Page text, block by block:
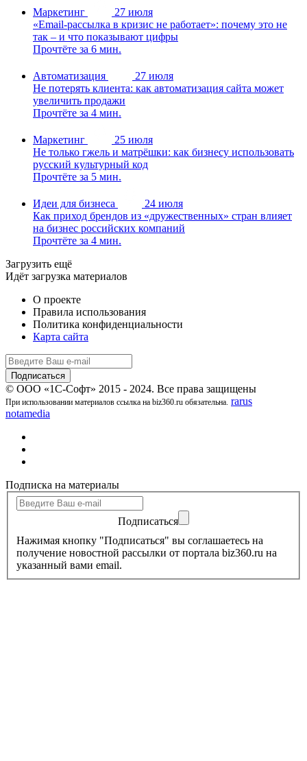
Маркетинг
27 июля
«Email-рассылка в кризис не работает»: почему это не
так – и что показывают цифры
Прочтёте за 6 мин.
Автоматизация
27 июля
Не потерять клиента: как автоматизация сайта может
увеличить продажи
Прочтёте за 4 мин.
Маркетинг
25 июля
Не только гжель и матрёшки: как бизнесу использовать
русский культурный код
Прочтёте за 5 мин.
Идеи для бизнеса
24 июля
Как приход брендов из «дружественных» стран влияет
на бизнес российских компаний
Прочтёте за 4 мин.
Загрузить ещё
Идёт загрузка материалов
О проекте
Правила использования
Политика конфиденциальности
Карта сайта
© ООО «1С-Софт» 2015 - 2024. Все права защищены
При использовании материалов ссылка на biz360.ru обязательна. rarus
notamedia
Подписка на материалы
Подписаться
Нажимая кнопку "Подписаться" вы соглашаетесь на
получение новостной рассылки от портала biz360.ru на
указанный вами email.